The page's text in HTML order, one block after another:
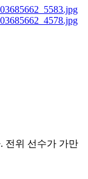
전위 선수가 가만